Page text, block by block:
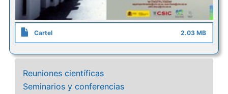
Cartel 2.03 MB
Reuniones científicas
Seminarios y conferencias